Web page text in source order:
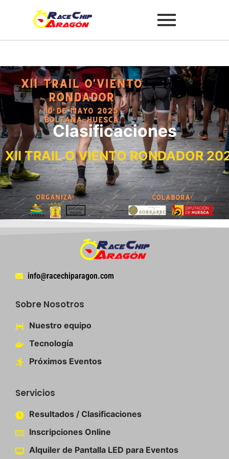
Clasificaciones
XII TRAIL O VIENTO RONDADOR
info@racechiparagon.com
Sobre Nosotros
Nuestro equipo​
Tecnología
Próximos Eventos
Servicios
Resultados / Clasificaciones
Inscripciones Online​
Alquiler de Pantalla LED para Eventos